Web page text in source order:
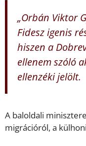
„Orbán Viktor
Fidesz igenis
hiszen a
ellenem szóló
ellenzéki jelölt.
A baloldali
migrációról, a